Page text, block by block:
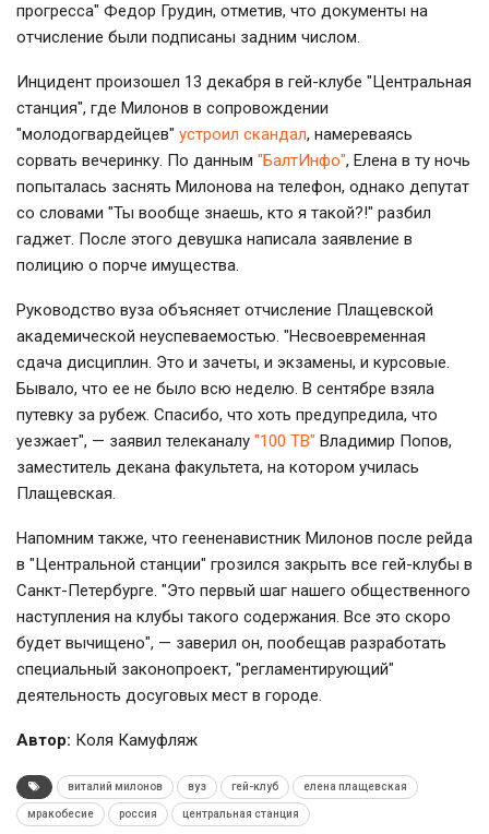
прогресса" Федор Грудин, отметив, что документы на
отчисление были подписаны задним числом.
Инцидент произошел 13 декабря в гей-клубе "Центральная
станция", где Милонов в сопровождении
"молодогвардейцев" устроил скандал, намереваясь
сорвать вечеринку. По данным "БалтИнфо", Елена в ту ночь
попыталась заснять Милонова на телефон, однако депутат
со словами "Ты вообще знаешь, кто я такой?!" разбил
гаджет. После этого девушка написала заявление в
полицию о порче имущества.
Руководство вуза объясняет отчисление Плащевской
академической неуспеваемостью. "Несвоевременная
сдача дисциплин. Это и зачеты, и экзамены, и курсовые.
Бывало, что ее не было всю неделю. В сентябре взяла
путевку за рубеж. Спасибо, что хоть предупредила, что
уезжает", — заявил телеканалу "100 ТВ" Владимир Попов,
заместитель декана факультета, на котором училась
Плащевская.
Напомним также, что геененавистник Милонов после рейда
в "Центральной станции" грозился закрыть все гей-клубы в
Санкт-Петербурге. "Это первый шаг нашего общественного
наступления на клубы такого содержания. Все это скоро
будет вычищено", — заверил он, пообещав разработать
специальный законопроект, "регламентирующий"
деятельность досуговых мест в городе.
Автор: Коля Камуфляж
виталий милонов вуз гей-клуб елена плащевская
мракобесие россия центральная станция